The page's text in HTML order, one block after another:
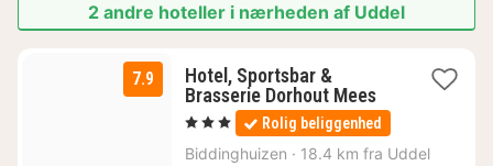
2 andre hoteller i nærheden af Uddel
7.9
Hotel, Sportsbar &
Brasserie Dorhout Mees1
nat
fra
599
, 3 Stjerner Rolig beliggenhed
Biddinghuizen · 18.4 km fra Uddel